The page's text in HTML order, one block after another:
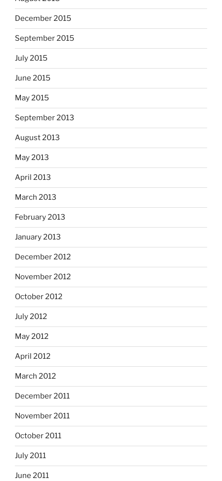
December 2015
September 2015
July 2015
June 2015
May 2015
September 2013
August 2013
May 2013
April 2013
March 2013
February 2013
January 2013
December 2012
November 2012
October 2012
July 2012
May 2012
April 2012
March 2012
December 2011
November 2011
October 2011
July 2011
June 2011